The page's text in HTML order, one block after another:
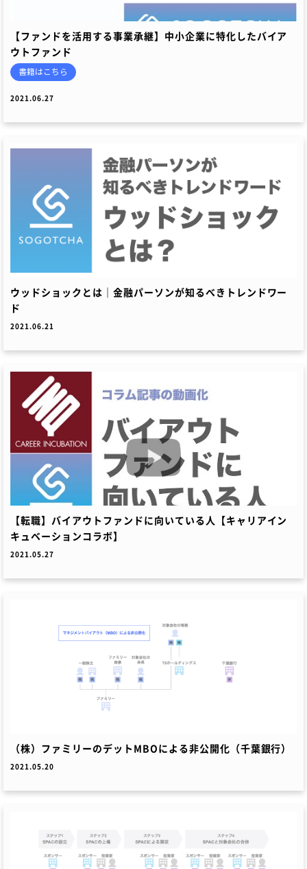
【ファンドを活用する事業承継】中小企業に特化したバイア
ウトファンド
書籍はこちら
2021.06.27
ウッドショックとは｜金融パーソンが知るべきトレンドワー
ド
2021.06.21
【転職】バイアウトファンドに向いている人【キャリアイン
キュベーションコラボ】
2021.05.27
（株）ファミリーのデットMBOによる非公開化（千葉銀行）
2021.05.20